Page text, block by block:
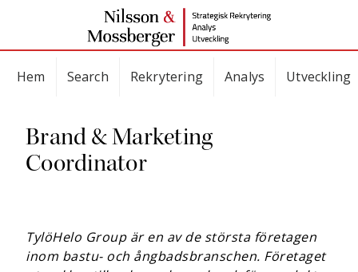
Hem Search Rekrytering Analys Utveckling
Brand & Marketing
Coordinator
TylöHelo Group är en av de största företagen
inom bastu- och ångbadsbranschen. Företaget